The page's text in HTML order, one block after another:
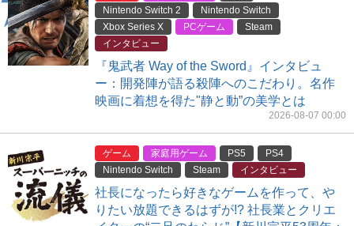
Nintendo Switch 2
Nintendo Switch
Xbox Series X
PCゲーム
Steam
インタビュー
『鬼武者 Way of the Sword』インタビュ
ー：開発陣が語る殺陣へのこだわり。名作
映画に着想を得た"静と動”の美学とは
2026-08-07 00:00
ゲーム 家庭用ゲーム PS5
PS4
Nintendo Switch
Steam インタビュー
社長になったら好きなゲームを作って、や
りたい放題できるはずが!? 社長業とクリエ